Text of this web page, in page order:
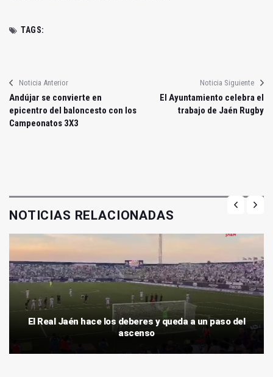
TAGS:
Noticia Anterior
Andújar se convierte en
epicentro del baloncesto con los
Campeonatos 3X3
Noticia Siguiente
El Ayuntamiento celebra el
trabajo de Jaén Rugby
NOTICIAS RELACIONADAS
El Real Jaén hace los deberes y queda a un paso del
ascenso